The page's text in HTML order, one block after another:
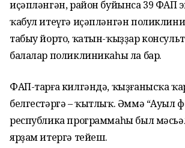
иҫәпләнгән, район буйынса 39 ФАП
ҡабул итеүгә иҫәпләнгән
табыу йорто, ҡатын-ҡыҙҙар
балалар поликлиникаһы ла бар.
ФАП-тарға килгәндә, ҡыҙғанысҡа
белгестәргә – ҡытлыҡ. Әммә “Ауыл
республика программаһы был
ярҙам итергә тейеш.